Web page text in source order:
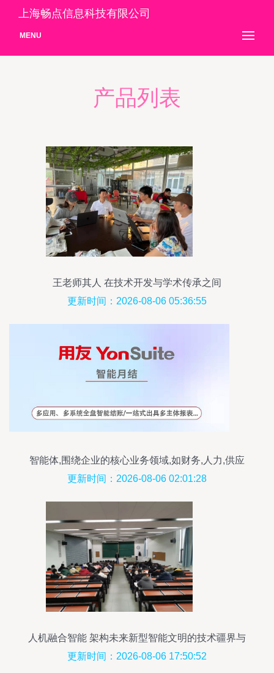
上海畅点信息科技有限公司
MENU
产品列表
王老师其人 在技术开发与学术传承之间
更新时间：2026-08-06 05:36:55
智能体,围绕企业的核心业务领域,如财务,人力,供应
链,营销等,开发并
更新时间：2026-08-06 02:01:28
人机融合智能 架构未来新型智能文明的技术疆界与
人文追问
更新时间：2026-08-06 17:50:52